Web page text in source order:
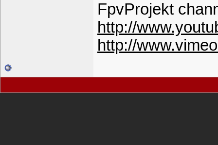
FpvProjekt
http://
http://